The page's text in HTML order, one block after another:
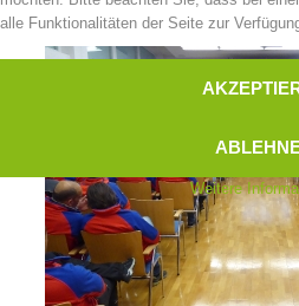
alle Funktionalitäten der Seite zur
Weitere